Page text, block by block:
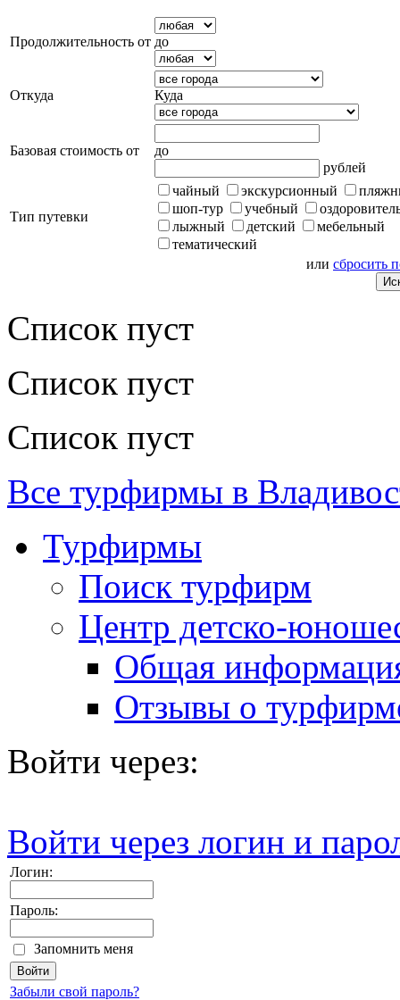
Продолжительность от до
Откуда Куда
Базовая стоимость от
до
рублей
Тип путевки
чайный экскурсионный
шоп-тур
учебный
лыжный
детский
мебельный
тематический
или сбросить
Список пуст
Список пуст
Список пуст
Все турфирмы в
Турфирмы
Поиск турфирм
Центр детско-
Общая
Отзывы о
Войти через:
Войти через логин и
Логин:
Пароль:
Запомнить меня
Забыли свой пароль?